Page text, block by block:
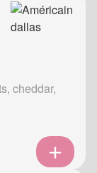
cheddar,